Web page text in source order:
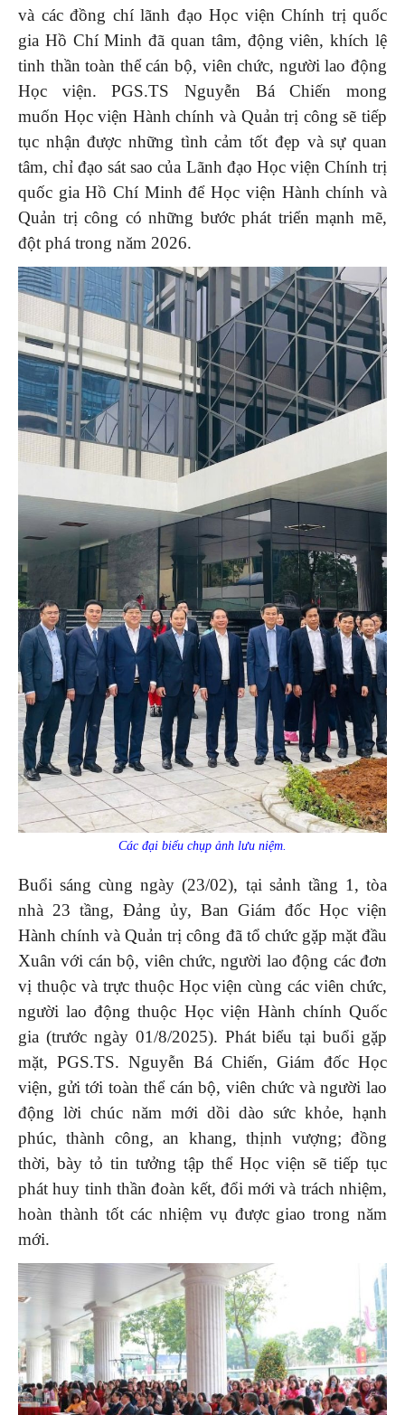
và các đồng chí lãnh đạo Học viện Chính trị quốc
gia Hồ Chí Minh đã quan tâm, động viên, khích lệ
tinh thần toàn thể cán bộ, viên chức, người lao động
Học viện. PGS.TS Nguyễn Bá Chiến mong
muốn Học viện Hành chính và Quản trị công sẽ tiếp
tục nhận được những tình cảm tốt đẹp và sự quan
tâm, chỉ đạo sát sao của Lãnh đạo Học viện Chính trị
quốc gia Hồ Chí Minh để Học viện Hành chính và
Quản trị công có những bước phát triển mạnh mẽ,
đột phá trong năm 2026.
Các đại biểu chụp ảnh lưu niệm.
Buổi sáng cùng ngày (23/02), tại sảnh tầng 1, tòa
nhà 23 tầng, Đảng ủy, Ban Giám đốc Học viện
Hành chính và Quản trị công đã tổ chức gặp mặt đầu
Xuân với cán bộ, viên chức, người lao động các đơn
vị thuộc và trực thuộc Học viện cùng các viên chức,
người lao động thuộc Học viện Hành chính Quốc
gia (trước ngày 01/8/2025). Phát biểu tại buổi gặp
mặt, PGS.TS. Nguyễn Bá Chiến, Giám đốc Học
viện, gửi tới toàn thể cán bộ, viên chức và người lao
động lời chúc năm mới dồi dào sức khỏe, hạnh
phúc, thành công, an khang, thịnh vượng; đồng
thời, bày tỏ tin tưởng tập thể Học viện sẽ tiếp tục
phát huy tinh thần đoàn kết, đổi mới và trách nhiệm,
hoàn thành tốt các nhiệm vụ được giao trong năm
mới.